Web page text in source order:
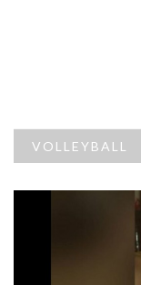
VOLLEYBALL